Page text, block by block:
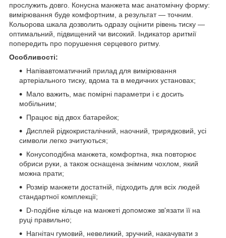
прослужить довго. Конусна манжета має анатомічну форму:
вимірювання буде комфортним, а результат — точним.
Кольорова шкала дозволить одразу оцінити рівень тиску —
оптимальний, підвищений чи високий. Індикатор аритмії
попередить про порушення серцевого ритму.
Особливості:
Напівавтоматичний прилад для вимірювання
артеріального тиску, вдома та в медичних установах;
Мало важить, має помірні параметри і є досить
мобільним;
Працює від двох батарейок;
Дисплей рідкокристалічний, наочний, трирядковий, усі
символи легко зчитуються;
Конусоподібна манжета, комфортна, яка повторює
обриси руки, а також оснащена знімним чохлом, який
можна прати;
Розмір манжети достатній, підходить для всіх людей
стандартної комплекції;
D-подібне кільце на манжеті допоможе зв'язати її на
руці правильно;
Нагнітач гумовий, невеликий, зручний, накачувати з